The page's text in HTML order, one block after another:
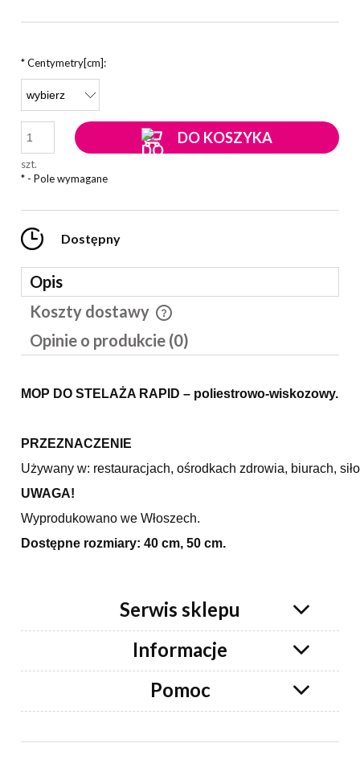
*Centymetry[cm]:
szt.
DO KOSZYKA
* - Pole wymagane
Dostępny
Opis
Koszty dostawy
Cena nie zawiera ewentualnych kosztów płatności
Opinie o produkcie (0)
MOP DO STELAŻA RAPID – poliestrowo-wiskozowy.
PRZEZNACZENIE
Używany w: restauracjach, ośrodkach zdrowia, biurach,
UWAGA!
Wyprodukowano we Włoszech.
Dostępne rozmiary: 40 cm, 50 cm.
Serwis sklepu
Informacje
Pomoc